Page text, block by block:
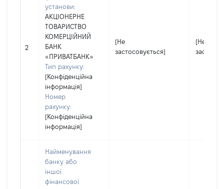
2
установи:
АКЦІОНЕРНЕ
ТОВАРИСТВО
КОМЕРЦІЙНИЙ
БАНК
«ПРИВАТБАНК»
Тип рахунку:
[Конфіденційна
інформація]
Номер
рахунку:
[Конфіденційна
інформація]
[Не
застосовується]
[Не
Найменування
банку або
іншої
фінансової